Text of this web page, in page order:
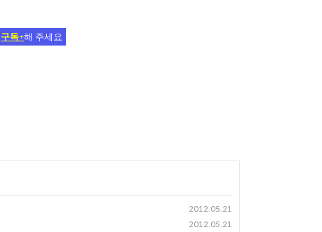
구독+해 주세요
2012.05.21
2012.05.21